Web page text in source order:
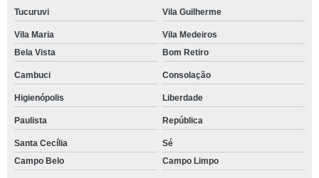
Tucuruvi Vila Guilherme
Vila Maria
Vila Medeiros
Bela Vista
Bom Retiro
Cambuci Consolação
Higienópolis Liberdade
Paulista República
Santa Cecília
Sé
Campo Belo
Campo Limpo